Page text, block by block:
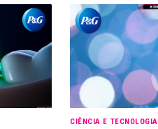
CIÊNCIA E TECNOLOGIA